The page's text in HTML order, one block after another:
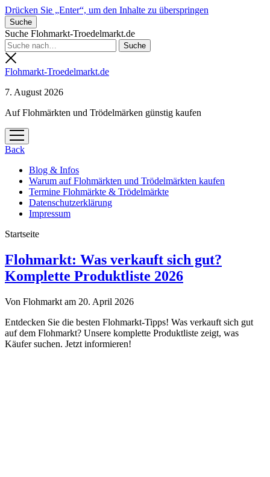
Drücken Sie „Enter“, um den Inhalte zu überspringen
Suche
Suche Flohmarkt-Troedelmarkt.de
Flohmarkt-Troedelmarkt.de
7. August 2026
Auf Flohmärkten und Trödelmärken günstig kaufen
Menü
öffnen
Back
Blog & Infos
Warum auf Flohmärkten und Trödelmärkten kaufen
Termine Flohmärkte & Trödelmärkte
Datenschutzerklärung
Impressum
Startseite
Flohmarkt-
Troedelmarkt.de
Flohmarkt: Was verkauft sich gut?
Komplette Produktliste 2026
Von Flohmarkt am 20. April 2026
Entdecken Sie die besten Flohmarkt-Tipps! Was verkauft sich gut
auf dem Flohmarkt? Unsere komplette Produktliste zeigt, was
Käufer suchen. Jetzt informieren!